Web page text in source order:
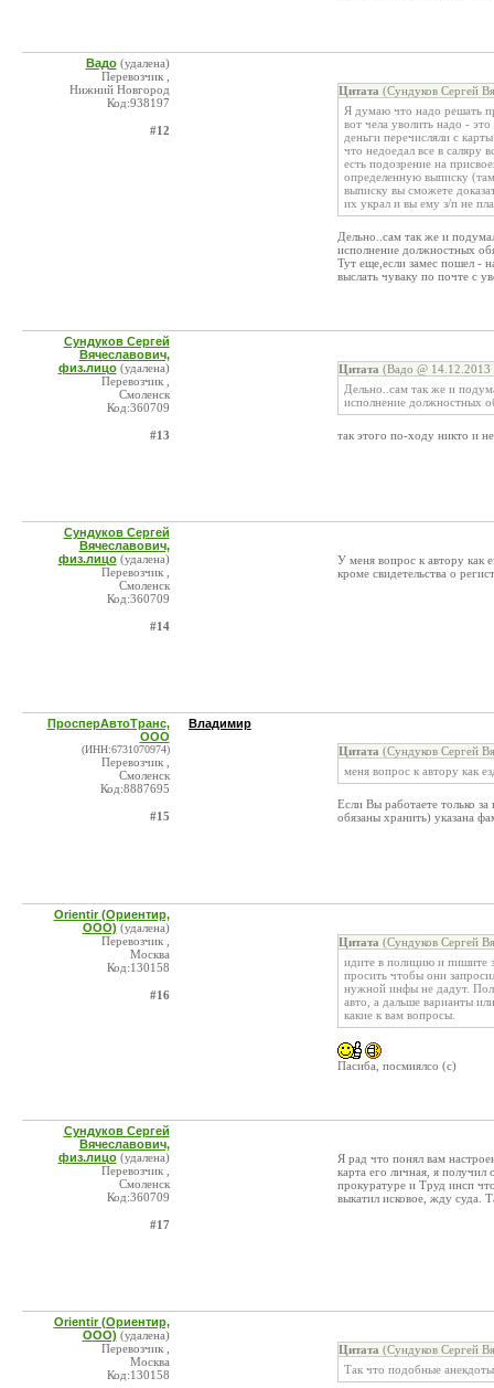
Вадо (удалена)
Перевозчик ,
Нижний Новгород
Код:938197
#12
Цитата (Сундуков Сергей
Я думаю что надо решать
вот чела уволить надо -
деньги перечисляли с
что недоедал все в саляру
есть подозрение на
определенную выписку
выписку вы сможете
их украл и вы ему з/п не
Дельно..сам так же и
исполнение должностных
Тут еще,если замес пошел -
выслать чуваку по почте с
Сундуков Сергей
Вячеславович,
физ.лицо (удалена)
Перевозчик ,
Смоленск
Код:360709
#13
Цитата (Вадо @ 14.12.2013
Дельно..сам так же и
исполнение должностных
так этого по-ходу никто и
Сундуков Сергей
Вячеславович,
физ.лицо (удалена)
Перевозчик ,
Смоленск
Код:360709
#14
У меня вопрос к автору как
кроме свидетельства о
ПросперАвтоТранс,
ООО
(ИНН:6731070974)
Перевозчик ,
Смоленск
Код:8887695
#15
Владимир
Цитата (Сундуков Сергей
меня вопрос к автору как
Если Вы работаете только
обязаны хранить) указана
Orientir (Ориентир,
ООО) (удалена)
Перевозчик ,
Москва
Код:130158
#16
Цитата (Сундуков Сергей
идите в полицию и пишите
просить чтобы они
нужной инфы не дадут.
авто, а дальше варианты
какие к вам вопросы.
Пасиба, посмиялсо (с)
Сундуков Сергей
Вячеславович,
физ.лицо (удалена)
Перевозчик ,
Смоленск
Код:360709
#17
Я рад что понял вам
карта его личная, я получил
прокуратуре и Труд инсп
выкатил исковое, жду суда.
Orientir (Ориентир,
ООО) (удалена)
Перевозчик ,
Москва
Код:130158
Цитата (Сундуков Сергей
Так что подобные